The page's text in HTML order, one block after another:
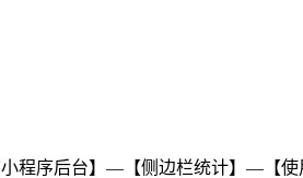
程序后台】—【侧边栏统计】—【